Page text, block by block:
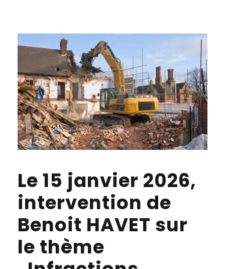
Le 15 janvier 2026,
intervention de
Benoit HAVET sur
le thème